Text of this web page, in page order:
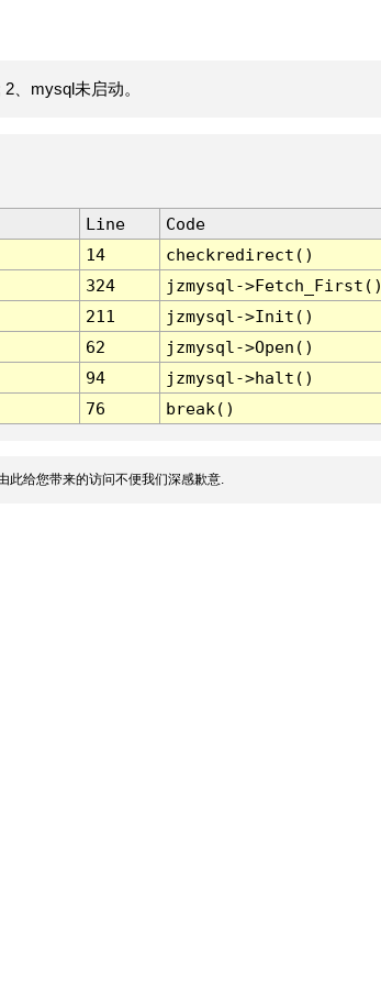
、mysql未启动。
Line
Code
14
checkredirect()
324
jzmysql-
211
jzmysql->Init()
62
jzmysql->Open()
94
jzmysql->halt()
76 break()
此给您带来的访问不便我们深感歉意.